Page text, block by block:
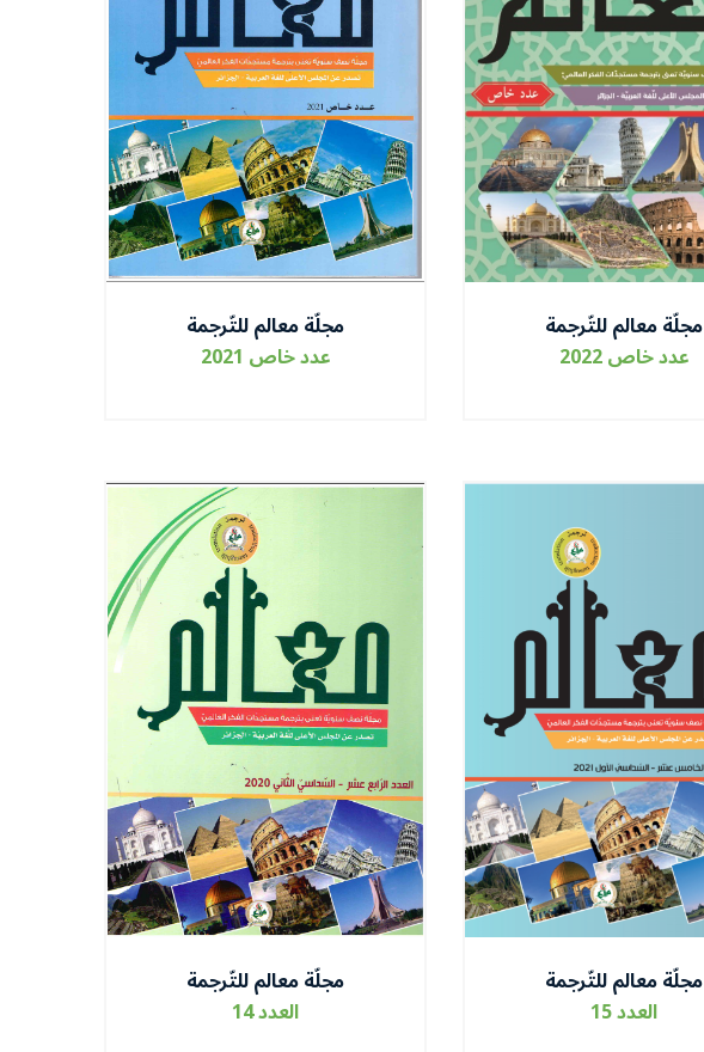
مجلّة معالم للتّرجمة
عدد خاص 2022
مجلّة معالم للتّرجمة
عدد خاص 2021
مجلّة معالم للتّرجمة
العدد 15
مجلّة معالم للتّرجمة
العدد 14